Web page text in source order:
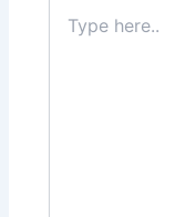
here..